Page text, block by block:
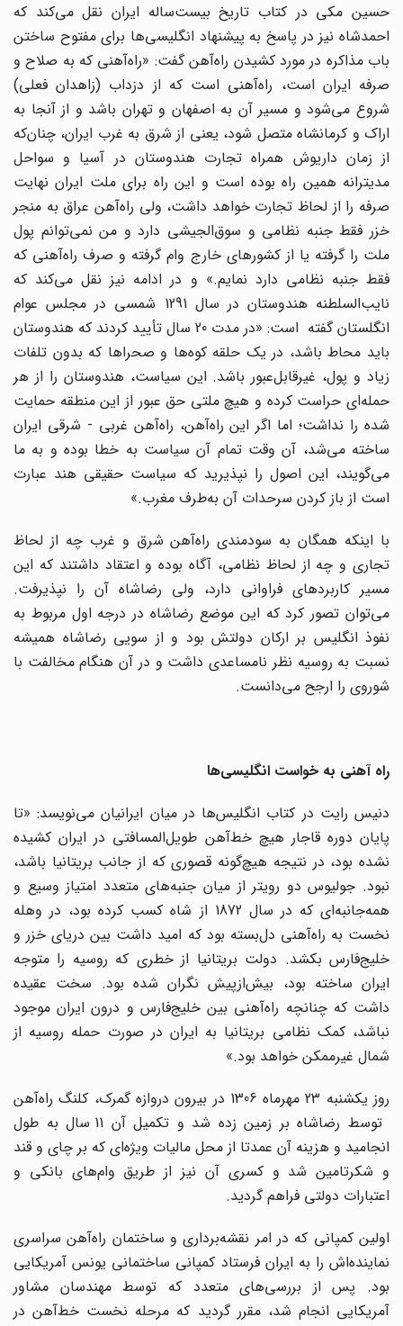
حسین مکی در کتاب تاریخ بیست‌ساله ایران نقل می‌کند که
احمدشاه نیز در پاسخ به پیشنهاد انگلیسی‌‌ها برای مفتوح ساختن
باب مذاکره در مورد کشیدن راه‌آهن گفت: «راه‌آهنی که به صلاح و
صرفه ایران است، راه‌آهنی است که از دزداب (زاهدان فعلی)
شروع می‌شود و مسیر آن به اصفهان و تهران باشد و از آنجا به
اراک و کرمانشاه متصل شود، یعنی از شرق به غرب ایران، چنان‌که
از زمان داریوش همراه تجارت هندوستان در آسیا و سواحل
مدیترانه همین راه بوده است و این راه برای ملت ایران ‌‌نهایت
صرفه را از لحاظ تجارت خواهد داشت، ولی راه‌آهن عراق به منجر
خزر فقط جنبه نظامی و سوق‌الجیشی دارد و من نمی‌توانم پول
ملت را گرفته یا از کشورهای خارج وام گرفته و صرف راه‌آهنی که
فقط جنبه نظامی دارد نمایم.» و در ادامه نیز نقل می‌کند که
نایب‌السلطنه هندوستان در سال 1291 شمسی در مجلس عوام
انگلستان گفته است: «در مدت 20 سال تأیید کردند که هندوستان
باید محاط باشد، در یک حلقه کوه‌ها و صحرا‌ها که بدون تلفات
زیاد و پول، غیرقابل‌عبور باشد. این سیاست، هندوستان را از هر
حمله‌ای حراست کرده و هیچ ملتی حق عبور از این منطقه حمایت
شده را نداشت؛ اما اگر این راه‌آهن، راه‌آهن غربی - شرقی ایران
ساخته می‌شد، آن وقت تمام آن سیاست به خطا بوده و به ما
می‌گویند، این اصول را نپذیرید که سیاست حقیقی هند عبارت
است از باز کردن سرحدات آن به‌طرف مغرب.»
با اینکه همگان به سودمندی راه‌آهن شرق و غرب چه از لحاظ
تجاری و چه از لحاظ نظامی، آگاه بوده و اعتقاد داشتند که این
مسیر کاربردهای فراوانی دارد، ولی رضاشاه آن را نپذیرفت.
می‌توان تصور کرد که این موضع رضاشاه در درجه اول مربوط به
نفوذ انگلیس بر ارکان دولتش بود و از سویی رضاشاه همیشه
نسبت به روسیه نظر نامساعدی داشت و در آن هنگام مخالفت با
شوروی را ارجح می‌دانست.
راه آهنی به خواست انگلیسی‌ها
دنیس رایت در کتاب انگلیس‌ها در میان ایرانیان می‌نویسد: «تا
پایان دوره قاجار هیچ خط‌آهن طویل‌المسافتی در ایران کشیده
نشده بود، در نتیجه هیچ‌گونه قصوری که از جانب بریتانیا باشد،
نبود. جولیوس دو رویتر از میان جنبه‌های متعدد امتیاز وسیع و
همه‌جانبه‌ای که در سال 1872 از شاه کسب کرده بود، در وهله
نخست به راه‌آهنی دل‌بسته بود که امید داشت بین دریای خزر و
خلیج‌فارس بکشد. دولت بریتانیا از خطری که روسیه را متوجه
ایران ساخته بود، بیش‌ازپیش نگران شده بود. سخت عقیده
داشت که چنانچه راه‌آهنی بین خلیج‌فارس و درون ایران موجود
نباشد، کمک نظامی بریتانیا به ایران در صورت حمله روسیه از
شمال غیرممکن خواهد بود.»
روز یکشنبه 23 مهرماه 1306 در بیرون دروازه گمرک، کلنگ راه‌آهن
توسط رضاشاه بر زمین زده شد و تکمیل آن 11 سال به طول
انجامید و هزینه آن عمدتا از محل مالیات ویژه‌ای که بر چای و قند
و شکرتامین شد و کسری آن نیز از طریق وام‌های بانکی و
اعتبارات دولتی فراهم گردید.
اولین کمپانی که در امر نقشه‌برداری و ساختمان راه‌آهن سراسری
نماینده‌اش را به ایران فرستاد کمپانی ساختمانی یونس آمریکایی
بود. پس از بررسی‌های متعدد که توسط مهندسان مشاور
آمریکایی انجام شد، مقرر گردید که مرحله نخست خط‌آهن در